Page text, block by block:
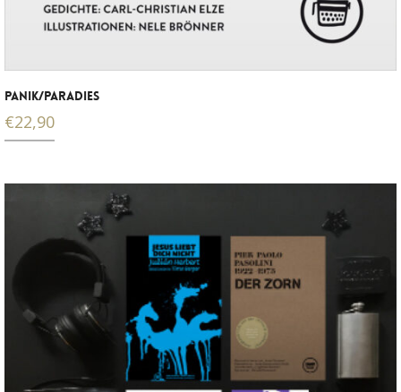
PANIK/PARADIES
€22,90